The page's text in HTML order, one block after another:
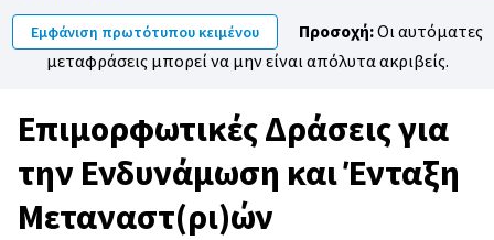
Εμφάνιση πρωτότυπου κειμένου Προσοχή:Οι αυτόματες
μεταφράσεις μπορεί να μην είναι απόλυτα ακριβείς.
Επιμορφωτικές Δράσεις για
την Ενδυνάμωση και Ένταξη
Μεταναστ(ρι)ών